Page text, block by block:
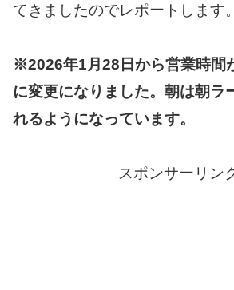
てきましたのでレポートします。
※2026年1月28日から営業時間
に変更になりました。朝は朝ラ
れるようになっています。
スポンサーリン